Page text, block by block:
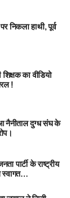
निकला हाथी, पूर्व
का वीडियो
!
नैनीताल दुग्ध संघ के
पार्टी के राष्ट्रीय
स्वागत…